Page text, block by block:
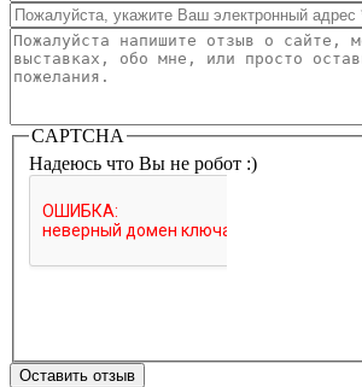
Емайл*
Ваш отзыв*
CAPTCHA
Надеюсь что Вы не робот :)